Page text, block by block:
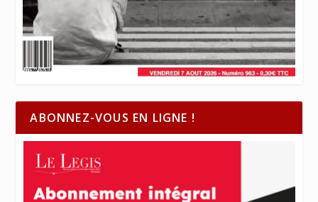
ABONNEZ-VOUS EN LIGNE !